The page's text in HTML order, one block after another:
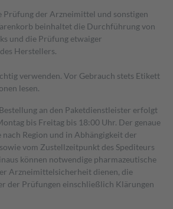
Prüfung der Arzneimittel und sonstigen
beinhaltet die Durchführung von
und die Prüfung etwaiger
Herstellers.
verwenden. Vor Gebrauch stets Etikett
lesen.
an den Paketdienstleister erfolgt
bis Freitag bis 18:00 Uhr. Der genaue
Region und in Abhängigkeit der
vom Zustellzeitpunkt des Spediteurs
können notwendige pharmazeutische
Arzneimittelsicherheit dienen, die
der Prüfungen einschließlich Klärungen